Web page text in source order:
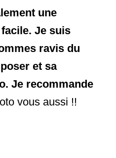
une
Je suis
ravis du
et sa
Je recommande
vous aussi !!